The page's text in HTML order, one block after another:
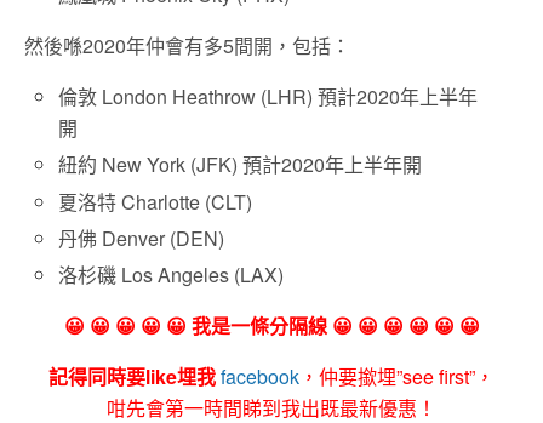
然後喺2020年仲會有多5間開，包括：
倫敦 London Heathrow (LHR) 預計2020年上半年
開
紐約 New York (JFK) 預計2020年上半年開
夏洛特 Charlotte (CLT)
丹佛 Denver (DEN)
洛杉磯 Los Angeles (LAX)
😀 😀 😀 😀 😀 我是一條分隔線 😀 😀 😀 😀 😀 😀
記得同時要like埋我facebook ，仲要撳埋”see first”，
咁先會第一時間睇到我出既最新優惠！